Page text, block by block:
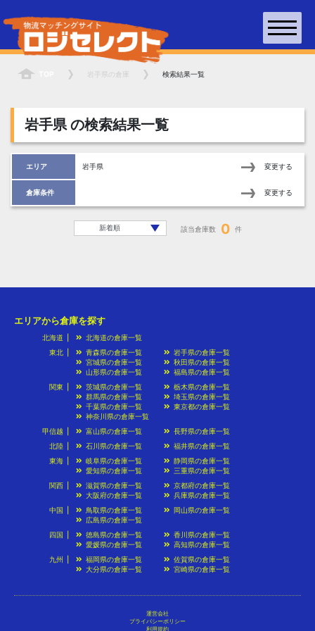
岩手県 の倉庫 検索結果一覧
岩手県の検索結果一覧
エリア 岩手県 変更する
倉庫条件 変更する
該当倉庫数 0 件
エリアから倉庫を探す
北海道
北海道の倉庫一覧
東北
青森県の倉庫一覧
岩手県の倉庫一覧
宮城県の倉庫一覧
秋田県の倉庫一覧
山形県の倉庫一覧
福島県の倉庫一覧
関東
茨城県の倉庫一覧
栃木県の倉庫一覧
群馬県の倉庫一覧
埼玉県の倉庫一覧
千葉県の倉庫一覧
東京都の倉庫一覧
神奈川県の倉庫一覧
甲信越
富山県の倉庫一覧
長野県の倉庫一覧
北陸
石川県の倉庫一覧
福井県の倉庫一覧
東海
岐阜県の倉庫一覧
静岡県の倉庫一覧
愛知県の倉庫一覧
三重県の倉庫一覧
関西
滋賀県の倉庫一覧
京都府の倉庫一覧
大阪府の倉庫一覧
兵庫県の倉庫一覧
中国
鳥取県の倉庫一覧
岡山県の倉庫一覧
広島県の倉庫一覧
四国
徳島県の倉庫一覧
香川県の倉庫一覧
愛媛県の倉庫一覧
高知県の倉庫一覧
九州
福岡県の倉庫一覧
佐賀県の倉庫一覧
大分県の倉庫一覧
宮崎県の倉庫一覧
運営会社
プライバシーポリシー
利用規約